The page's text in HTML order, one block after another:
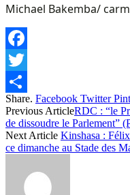
Michael Bakemba/
Facebook
Twitter
Share
Share. Facebook Twitter
Previous ArticleRDC : “le
de dissoudre le Parlement”
Next Article Kinshasa :
ce dimanche au Stade des